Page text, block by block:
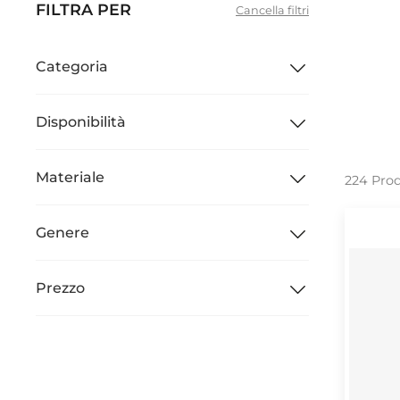
FILTRA PER Cancella filtri
Categoria
Disponibilità
Materiale
Genere
Prezzo
224